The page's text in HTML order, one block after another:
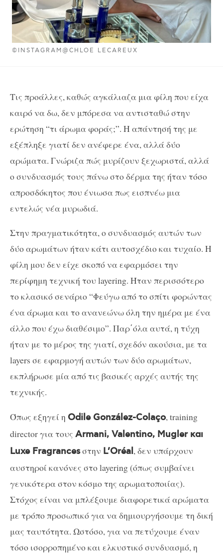
©INSTAGRAM@CHLOE LECAREUX
Τις προάλλες, καθώς αγκάλιαζα μια φίλη που είχα
καιρό να δω, δεν μπόρεσα να αντισταθώ στην
ερώτηση “τι άρωμα φοράς;”. Η απάντησή της με
εξέπληξε γιατί δεν ανέφερε ένα, αλλά δύο
αρώματα. Γνώριζα πώς μυρίζουν ξεχωριστά, αλλά
ο συνδυασμός τους πάνω στο δέρμα της ήταν τόσο
απροσδόκητος που ένιωσα πως εισπνέω μια
εντελώς νέα μυρωδιά.
Στην πραγματικότητα, ο συνδυασμός αυτών των
δύο αρωμάτων ήταν κάτι αυτοσχέδιο και τυχαίο. Η
φίλη μου δεν είχε σκοπό να εφαρμόσει την
περίφημη τεχνική του layering. Ήταν περισσότερο
το κλασικό σενάριο “Φεύγω από το σπίτι φορώντας
ένα άρωμα και το ανανεώνω όλη την ημέρα με ένα
άλλο που έχω διαθέσιμο”. Παρ΄όλα αυτά, η τύχη
ήταν με το μέρος της γιατί, σχεδόν ακούσια, με τα
layers σε εφαρμογή αυτών των δύο αρωμάτων,
εκπλήρωσε μία από τις βασικές αρχές αυτής της
τεχνικής.
Όπως εξηγεί η Odile González-Colaço, training
director για τους Armani, Valentino, Mugler και
Luxe Fragrancesστην L’Oréal, δεν υπάρχουν
αυστηροί κανόνες στο layering (όπως συμβαίνει
γενικότερα στον κόσμο της αρωματοποιίας).
Στόχος είναι να μπλέξουμε διαφορετικά αρώματα
με τρόπο προσωπικό για να δημιουργήσουμε τη δική
μας ταυτότητα. Ωστόσο, για να πετύχουμε έναν
τόσο ισορροπημένο και ελκυστικό συνδυασμό, η